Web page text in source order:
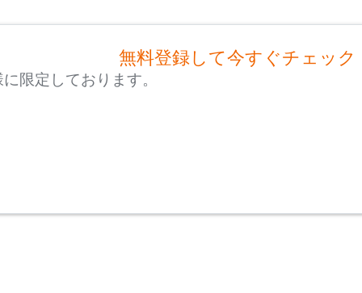
無料登録して今すぐチェック
限定しております。